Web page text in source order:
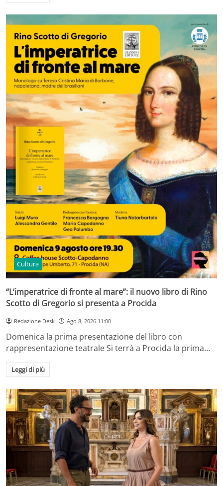
Cultura
“L’imperatrice di fronte al mare”: il nuovo libro di Rino
Scotto di Gregorio si presenta a Procida
Redazione Desk Ago 8, 2026 11:00
Domenica la prima presentazione del libro con
rappresentazione teatrale Si terrà a Procida la prima…
Leggi di più